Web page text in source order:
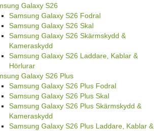
Galaxy S26
Samsung Galaxy S26 Fodral
Samsung Galaxy S26 Skal
Samsung Galaxy S26 Skärmskydd &
Kameraskydd
Samsung Galaxy S26 Laddare, Kablar &
Hörlurar
Galaxy S26 Plus
Samsung Galaxy S26 Plus Fodral
Samsung Galaxy S26 Plus Skal
Samsung Galaxy S26 Plus Skärmskydd &
Kameraskydd
Samsung Galaxy S26 Plus Laddare, Kablar &